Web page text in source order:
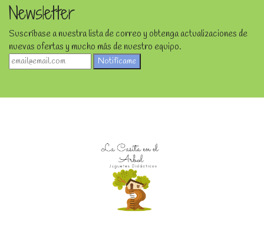
Newsletter
Suscríbase a nuestra lista de correo y obtenga actualizaciones de
nuevas ofertas y mucho más de nuestro equipo.
Notifícame